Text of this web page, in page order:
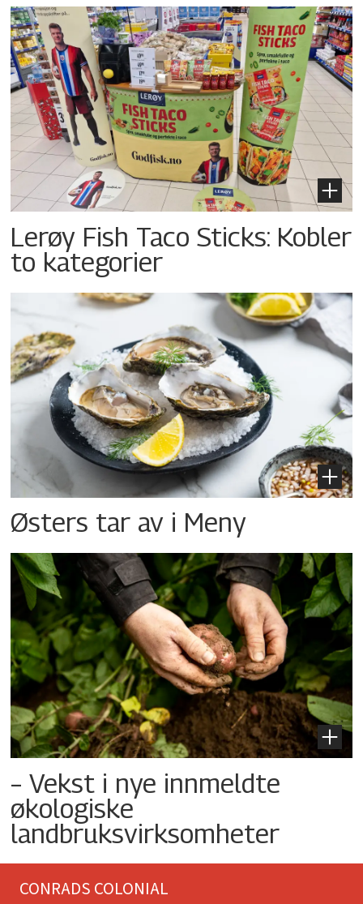
Lerøy Fish Taco Sticks: Kobler
to kategorier
Østers tar av i Meny
– Vekst i nye innmeldte
økologiske
landbruksvirksomheter
CONRADS COLONIAL